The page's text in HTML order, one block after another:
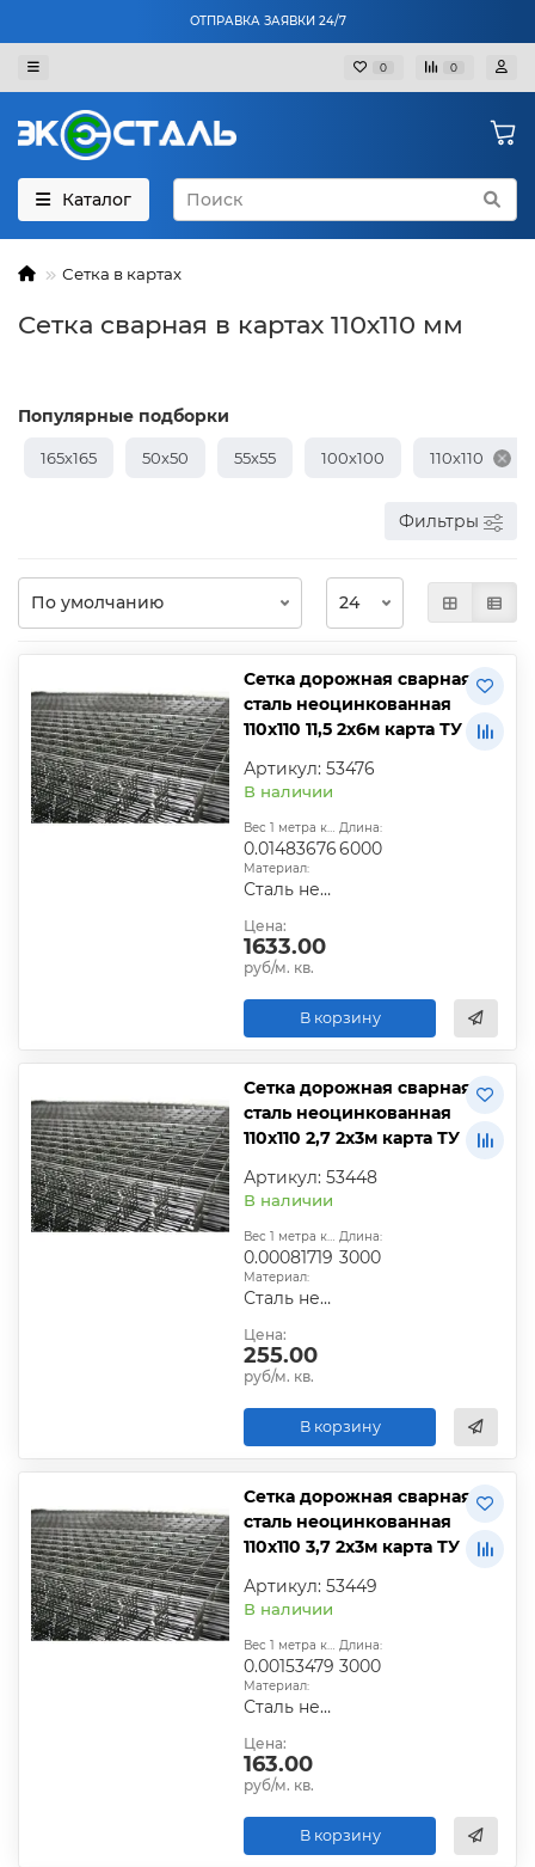
ОТПРАВКА ЗАЯВКИ 24/7
0 0
Каталог
Сетка в картах
Сетка сварная в картах 110х110 мм
Популярные подборки
165х165 50х50 55х55 100х100 110х110
Фильтры
Сетка дорожная сварная
сталь неоцинкованная
110х110 11,5 2х6м карта ТУ
Артикул: 53476
В наличии
Вес 1 метра квадратного, т:
0.01483676
Длина:
6000
Материал:
Сталь неоцинкованная
Цена:
1633.00
руб/м. кв.
В корзину
Сетка дорожная сварная
сталь неоцинкованная
110х110 2,7 2х3м карта ТУ
Артикул: 53448
В наличии
Вес 1 метра квадратного, т:
0.00081719
Длина:
3000
Материал:
Сталь неоцинкованная
Цена:
255.00
руб/м. кв.
В корзину
Сетка дорожная сварная
сталь неоцинкованная
110х110 3,7 2х3м карта ТУ
Артикул: 53449
В наличии
Вес 1 метра квадратного, т:
0.00153479
Длина:
3000
Материал:
Сталь неоцинкованная
Цена:
163.00
руб/м. кв.
В корзину